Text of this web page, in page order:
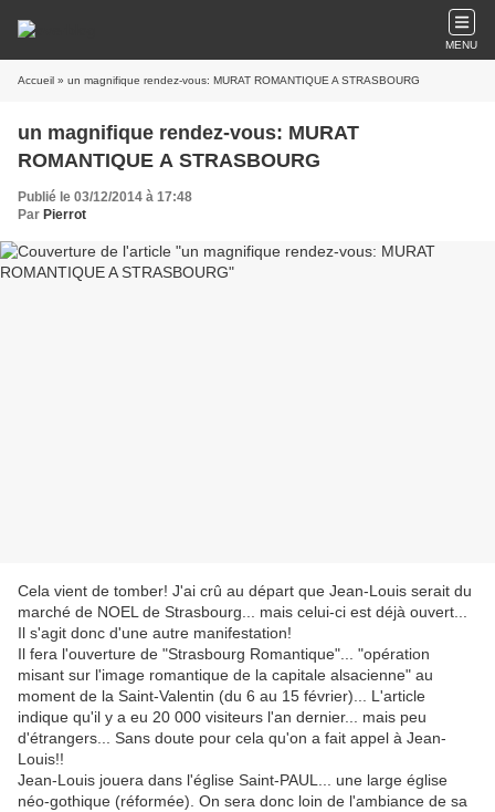
MENU
Accueil » un magnifique rendez-vous: MURAT ROMANTIQUE A STRASBOURG
un magnifique rendez-vous: MURAT
ROMANTIQUE A STRASBOURG
Publié le 03/12/2014 à 17:48
Par Pierrot
Cela vient de tomber! J'ai crû au départ que Jean-Louis serait du
marché de NOEL de Strasbourg... mais celui-ci est déjà ouvert...
Il s'agit donc d'une autre manifestation!
Il fera l'ouverture de "Strasbourg Romantique"... "opération
misant sur l'image romantique de la capitale alsacienne" au
moment de la Saint-Valentin (du 6 au 15 février)... L'article
indique qu'il y a eu 20 000 visiteurs l'an dernier... mais peu
d'étrangers... Sans doute pour cela qu'on a fait appel à Jean-
Louis!!
Jean-Louis jouera dans l'église Saint-PAUL... une large église
néo-gothique (réformée). On sera donc loin de l'ambiance de sa